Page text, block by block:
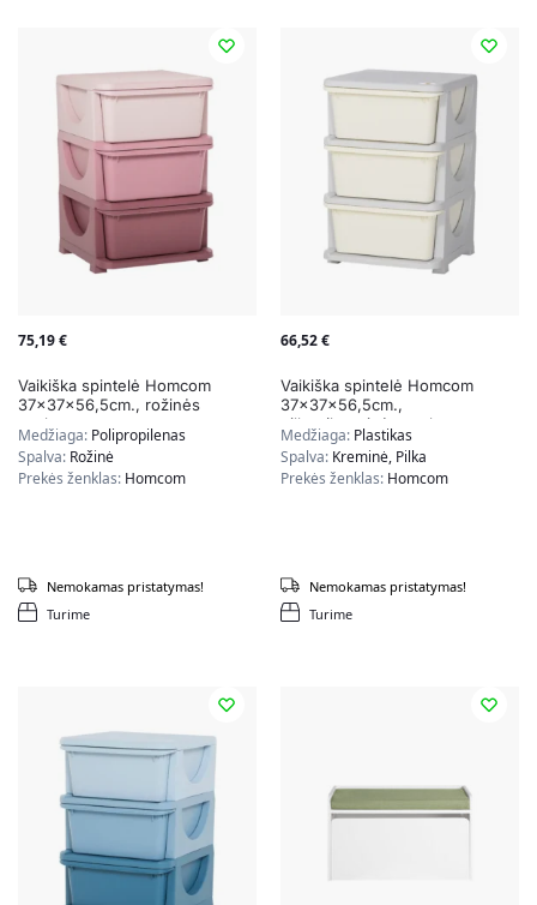
75,19€
Vaikiška spintelė Homcom
37x37x56,5cm., rožinės
spalvos
Medžiaga: Polipropilenas
Spalva: Rožinė
Prekės ženklas: Homcom
Turime
Nemokamas pristatymas!
66,52€
Vaikiška spintelė Homcom
37x37x56,5cm.,
pilkos/kreminės spalvos
Medžiaga: Plastikas
Spalva: Kreminė, Pilka
Prekės ženklas: Homcom
Turime
Nemokamas pristatymas!